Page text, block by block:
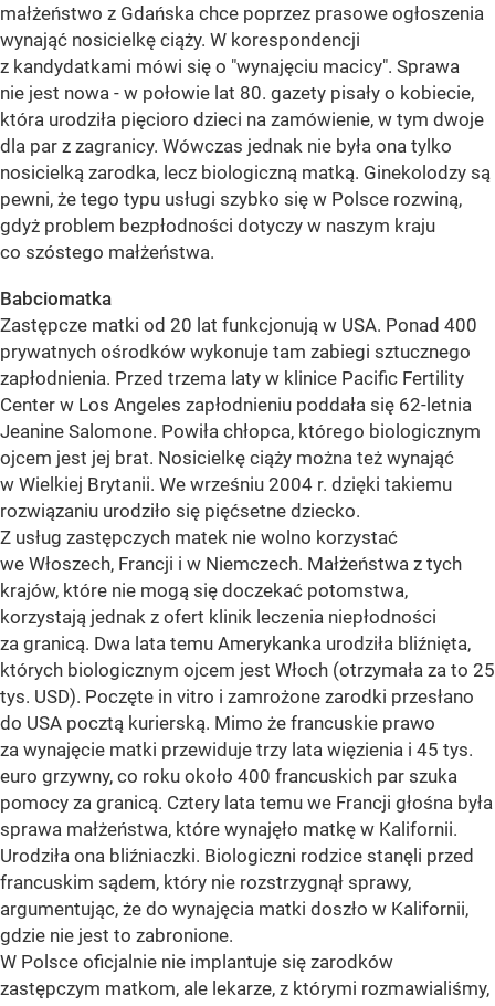
małżeństwo z Gdańska chce poprzez prasowe ogłoszenia
wynająć nosicielkę ciąży. W korespondencji
z kandydatkami mówi się o "wynajęciu macicy". Sprawa
nie jest nowa - w połowie lat 80. gazety pisały o kobiecie,
która urodziła pięcioro dzieci na zamówienie, w tym dwoje
dla par z zagranicy. Wówczas jednak nie była ona tylko
nosicielką zarodka, lecz biologiczną matką. Ginekolodzy są
pewni, że tego typu usługi szybko się w Polsce rozwiną,
gdyż problem bezpłodności dotyczy w naszym kraju
co szóstego małżeństwa.
Babciomatka
Zastępcze matki od 20 lat funkcjonują w USA. Ponad 400
prywatnych ośrodków wykonuje tam zabiegi sztucznego
zapłodnienia. Przed trzema laty w klinice Pacific Fertility
Center w Los Angeles zapłodnieniu poddała się 62-letnia
Jeanine Salomone. Powiła chłopca, którego biologicznym
ojcem jest jej brat. Nosicielkę ciąży można też wynająć
w Wielkiej Brytanii. We wrześniu 2004 r. dzięki takiemu
rozwiązaniu urodziło się pięćsetne dziecko.
Z usług zastępczych matek nie wolno korzystać
we Włoszech, Francji i w Niemczech. Małżeństwa z tych
krajów, które nie mogą się doczekać potomstwa,
korzystają jednak z ofert klinik leczenia niepłodności
za granicą. Dwa lata temu Amerykanka urodziła bliźnięta,
których biologicznym ojcem jest Włoch (otrzymała za to 25
tys. USD). Poczęte in vitro i zamrożone zarodki przesłano
do USA pocztą kurierską. Mimo że francuskie prawo
za wynajęcie matki przewiduje trzy lata więzienia i 45 tys.
euro grzywny, co roku około 400 francuskich par szuka
pomocy za granicą. Cztery lata temu we Francji głośna była
sprawa małżeństwa, które wynajęło matkę w Kalifornii.
Urodziła ona bliźniaczki. Biologiczni rodzice stanęli przed
francuskim sądem, który nie rozstrzygnął sprawy,
argumentując, że do wynajęcia matki doszło w Kalifornii,
gdzie nie jest to zabronione.
W Polsce oficjalnie nie implantuje się zarodków
zastępczym matkom, ale lekarze, z którymi rozmawialiśmy,